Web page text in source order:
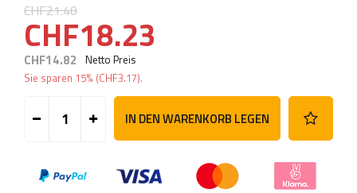
CHF21.40
CHF18.23
CHF14.82
Netto Preis
Sie sparen 15% (CHF3.17).
IN DEN WARENKORB LEGEN